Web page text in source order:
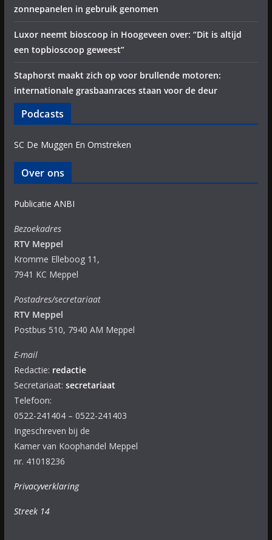
zonnepanelen in gebruik genomen
Luxor neemt bioscoop in Hoogeveen over: “Dit is altijd
een topbioscoop geweest”
Staphorst maakt zich op voor brullende motoren:
internationale grasbaanraces staan voor de deur
Podcasts
SC De Muggen En Omstreken
Over ons
Publicatie ANBI
Bezoekadres
RTV Meppel
Kromme Elleboog 11,
7941 KC Meppel
Postadres/secretariaat
RTV Meppel
Postbus 510, 7940 AM Meppel
E-mail
Redactie: redactie
Secretariaat: secretariaat
Telefoon:
0522-241404 – 0522-241403
Ingeschreven bij de
Kamer van Koophandel Meppel
nr. 41018236
Privacyverklaring
Streek 14